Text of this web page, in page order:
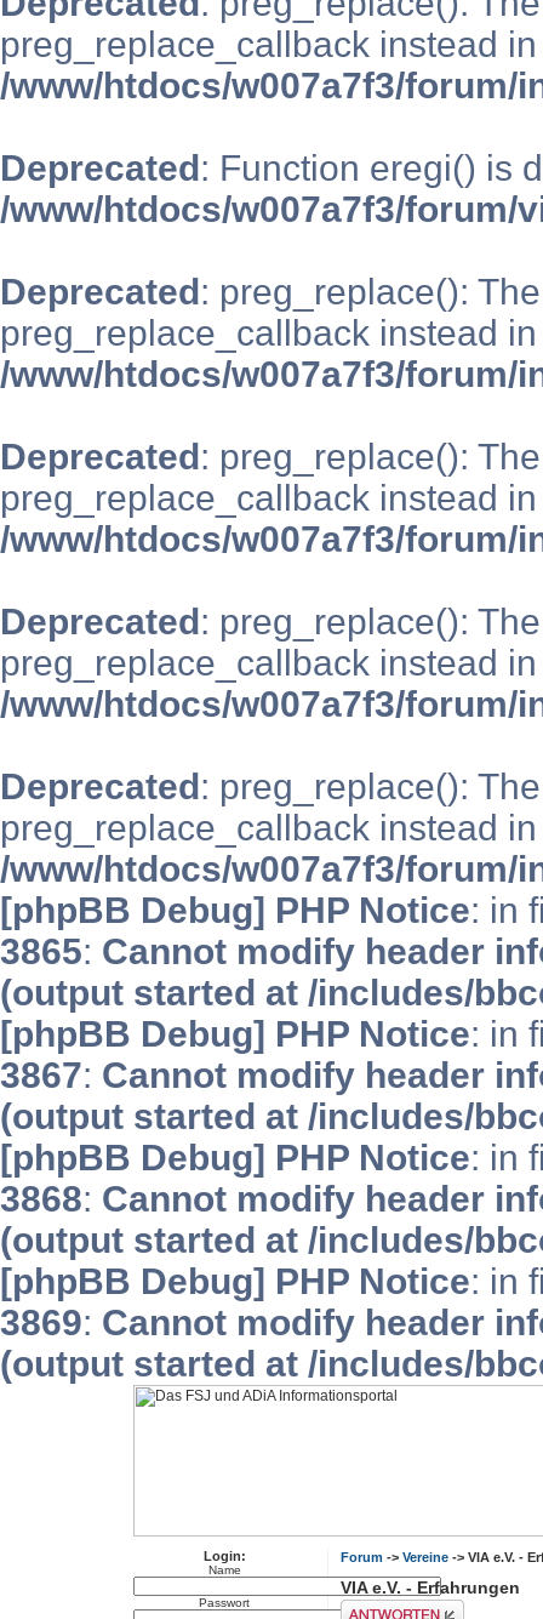
preg_replace_callback instead in
/www/htdocs/w007a7f3/forum/
Deprecated: Function eregi() is
/www/htdocs/w007a7f3/forum/
Deprecated: preg_replace():
preg_replace_callback instead in
/www/htdocs/w007a7f3/forum/
Deprecated: preg_replace():
preg_replace_callback instead in
/www/htdocs/w007a7f3/forum/
Deprecated: preg_replace():
preg_replace_callback instead in
/www/htdocs/w007a7f3/forum/
Deprecated: preg_replace():
preg_replace_callback instead in
/www/htdocs/w007a7f3/forum/
[phpBB Debug] PHP Notice: in
3865: Cannot modify header
(output started at /includes/
[phpBB Debug] PHP Notice: in
3867: Cannot modify header
(output started at /includes/
[phpBB Debug] PHP Notice: in
3868: Cannot modify header
(output started at /includes/
[phpBB Debug] PHP Notice: in
3869: Cannot modify header
(output started at /includes/
Login:
Name
Passwort
Forum -> Vereine -> VIA e.V. -
VIA e.V. - Erfahrungen
Antwort erstellen